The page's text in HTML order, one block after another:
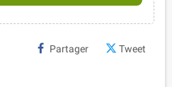
Partager Tweet